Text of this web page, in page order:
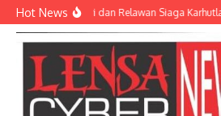
Lewati ke konten
Hot NewsTNI-Polri dan Relawan Siaga Karhutla